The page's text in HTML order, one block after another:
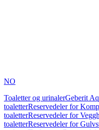
NO
Toaletter og urinalerGeberit
toaletterReservedeler for
toaletterReservedeler for
toaletterReservedeler for